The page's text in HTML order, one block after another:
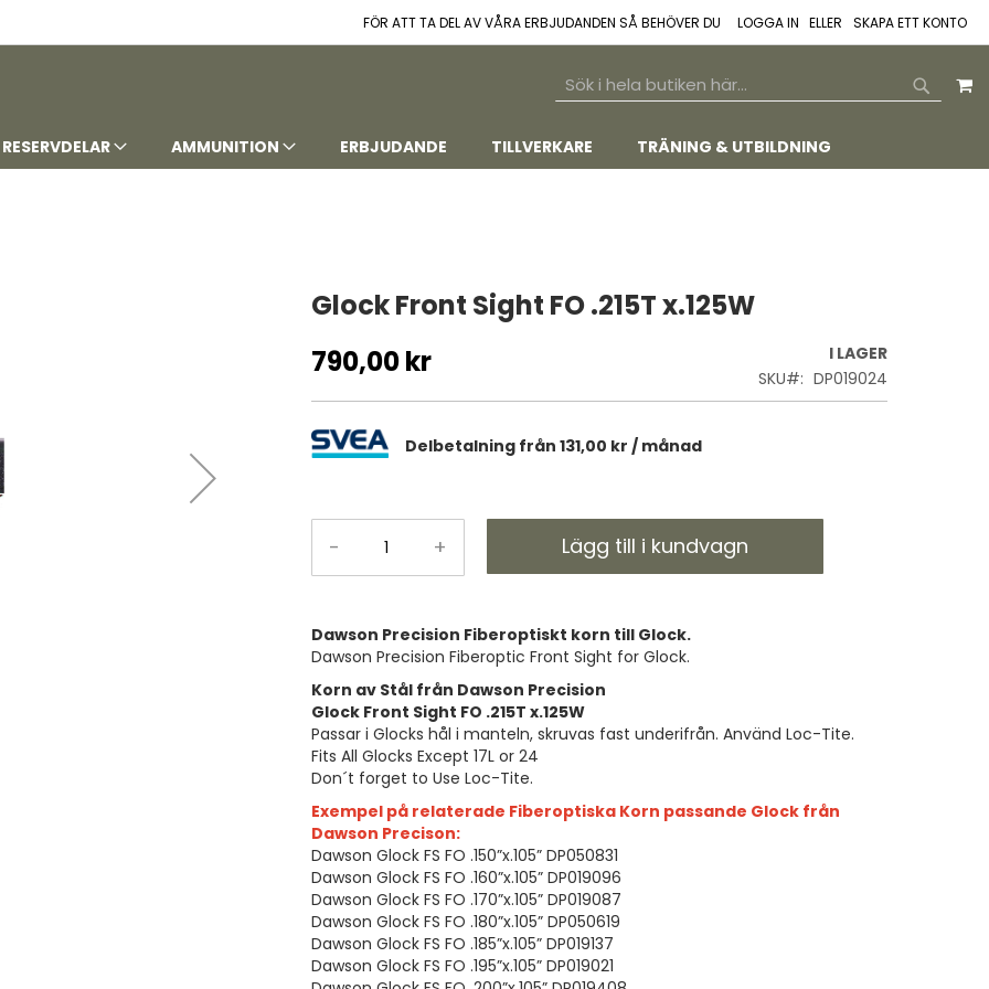
FÖR ATT TA DEL AV VÅRA ERBJUDANDEN SÅ BEHÖVER DU LOGGA IN SKAPA ETT KONTO
SEARCH
RESERVDELAR AMMUNITION ERBJUDANDE TILLVERKARE TRÄNING & UTBILDNING
Glock Front Sight FO .215T x.125W
790,00 kr
I LAGER
SKU
DP019024
Delbetalning från 131,00 kr / månad
- + Lägg till i kundvagn
Dawson Precision Fiberoptiskt korn till Glock.
Dawson Precision Fiberoptic Front Sight for Glock.
Korn av Stål från Dawson Precision
Glock Front Sight FO .215T x.125W
Passar i Glocks hål i manteln, skruvas fast underifrån. Använd Loc-Tite.
Fits All Glocks Except 17L or 24
Don´t forget to Use Loc-Tite.
Exempel på relaterade Fiberoptiska Korn passande Glock från
Dawson Precison:
Dawson Glock FS FO .150”x.105” DP050831
Dawson Glock FS FO .160”x.105” DP019096
Dawson Glock FS FO .170”x.105” DP019087
Dawson Glock FS FO .180”x.105” DP050619
Dawson Glock FS FO .185”x.105” DP019137
Dawson Glock FS FO .195”x.105” DP019021